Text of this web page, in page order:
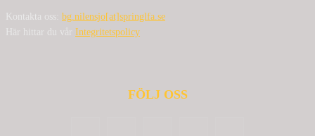
Kontakta oss: bg.nilensjo[at]springlfa.se
Här hittar du vår Integritetspolicy
FÖLJ OSS